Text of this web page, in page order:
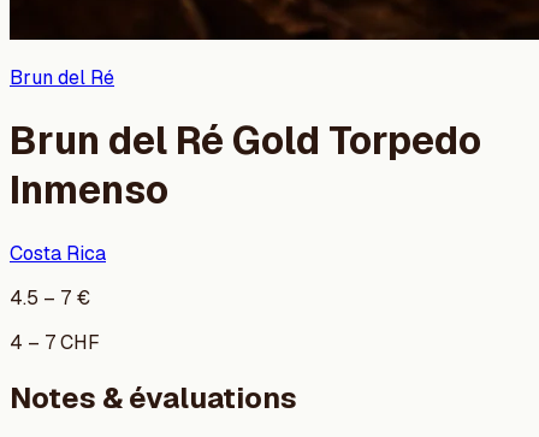
Brun del Ré
Brun del Ré Gold Torpedo
Inmenso
Costa Rica
4.5 – 7 €
4 – 7CHF
Notes & évaluations